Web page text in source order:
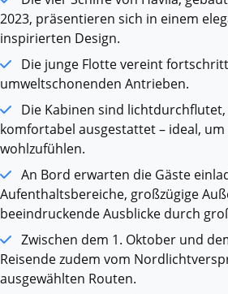
2023, präsentieren sich in einem
inspirierten Design.
Die junge Flotte vereint
umweltschonenden Antrieben.
Die Kabinen sind
komfortabel ausgestattet – ideal,
wohlzufühlen.
An Bord erwarten die Gäste
Aufenthaltsbereiche, großzügige
beeindruckende Ausblicke durch
Zwischen dem 1. Oktober und
Reisende zudem vom
ausgewählten Routen.